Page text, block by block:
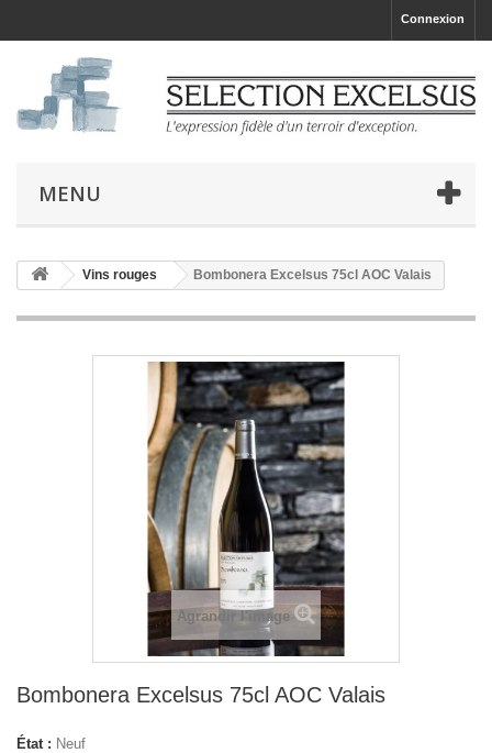
Connexion
MENU
Vins rouges Bombonera Excelsus 75cl AOC Valais
Agrandir l'image
Bombonera Excelsus 75cl AOC Valais
État : Neuf